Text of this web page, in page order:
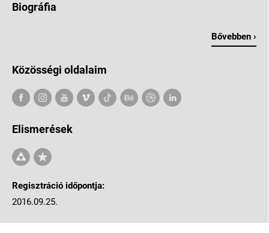
Biográfia
Bővebben ›
Közösségi oldalaim
Elismerések
Regisztráció időpontja:
2016.09.25.